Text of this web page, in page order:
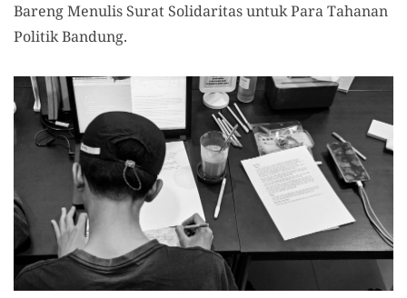
Bareng Menulis Surat Solidaritas untuk Para Tahanan
Politik Bandung.